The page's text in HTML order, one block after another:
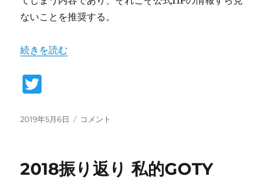
ないことを推奨する。
“ジャンル名「百合系ミステリィADV」とは『flowers』
続きを読む
it
r
投
2019年5月6日
ジ
名
「百
コメント
2018振り返り 私的GOTY